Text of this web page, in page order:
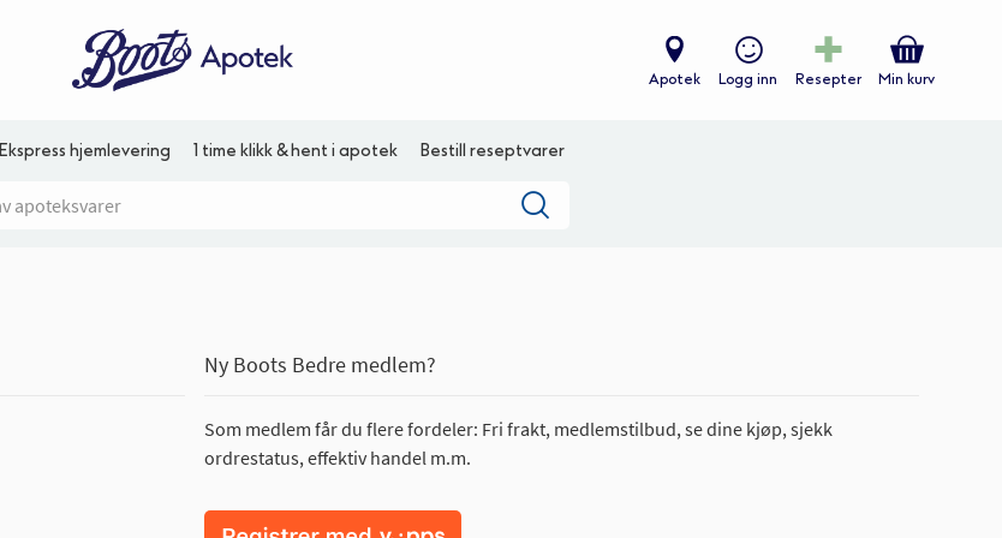
Apotek Logg inn Resepter Min kurv
Ekspress hjemlevering 1 time klikk & hent i apotek Bestill reseptvarer
Ny Boots Bedre medlem?
Som medlem får du flere fordeler: Fri frakt, medlemstilbud, se dine kjøp, sjekk
ordrestatus, effektiv handel m.m.